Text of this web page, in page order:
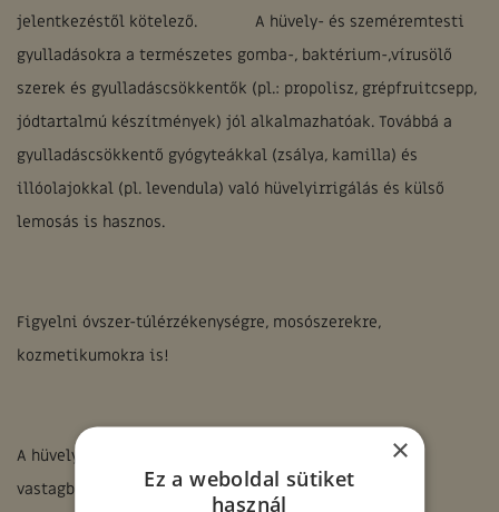
jelentkezéstől kötelező. A hüvely- és szeméremtesti
gyulladásokra a természetes gomba-, baktérium-,vírusölő
szerek és gyulladáscsökkentők (pl.: propolisz, grépfruitcsepp,
jódtartalmú készítmények) jól alkalmazhatóak. Továbbá a
gyulladáscsökkentő gyógyteákkal (zsálya, kamilla) és
illóolajokkal (pl. levendula) való hüvelyirrigálás és külső
lemosás is hasznos.
Figyelni óvszer-túlérzékenységre, mosószerekre,
kozmetikumokra is!
A hüvely baktériumflórája szoros kapcsolatban áll a
vastagbél baktériumflórájával, hiszen a pH-eltérések
×
Ez a weboldal sütiket
használ